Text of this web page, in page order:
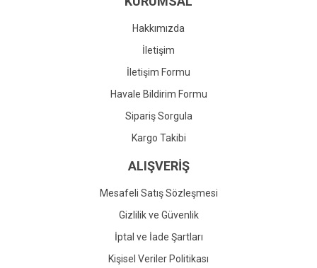
Gönder
Hakkımızda
İletişim
İletişim Formu
Havale Bildirim Formu
Sipariş Sorgula
Kargo Takibi
ALIŞVERİŞ
Mesafeli Satış Sözleşmesi
Gizlilik ve Güvenlik
İptal ve İade Şartları
Kişisel Veriler Politikası